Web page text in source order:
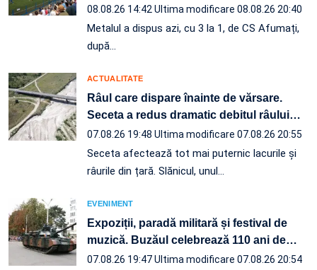
08.08.26 14:42Ultima modificare 08.08.26 20:40
Metalul a dispus azi, cu 3 la 1, de CS Afumați,
după…
ACTUALITATE
Râul care dispare înainte de vărsare.
Seceta a redus dramatic debitul râului…
07.08.26 19:48 Ultima modificare 07.08.26 20:55
Seceta afectează tot mai puternic lacurile și
râurile din țară. Slănicul, unul…
EVENIMENT
Expoziții, paradă militară și festival de
muzică. Buzăul celebrează 110 ani de…
07.08.26 19:47Ultima modificare 07.08.26 20:54